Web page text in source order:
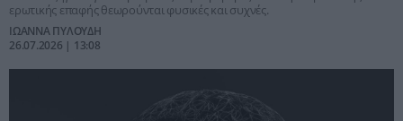
ερωτικής επαφής θεωρούνται φυσικές και συχνές.
ΙΩΑΝΝΑ ΠΥΛΟΥΔΗ
26.07.2026 | 13:08